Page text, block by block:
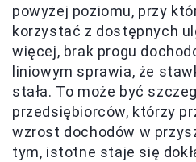
powyżej poziomu, przy
korzystać z dostępnych
więcej, brak progu
liniowym sprawia, że
stała. To może być
przedsiębiorców, którzy
wzrost dochodów w
tym, istotne staje się